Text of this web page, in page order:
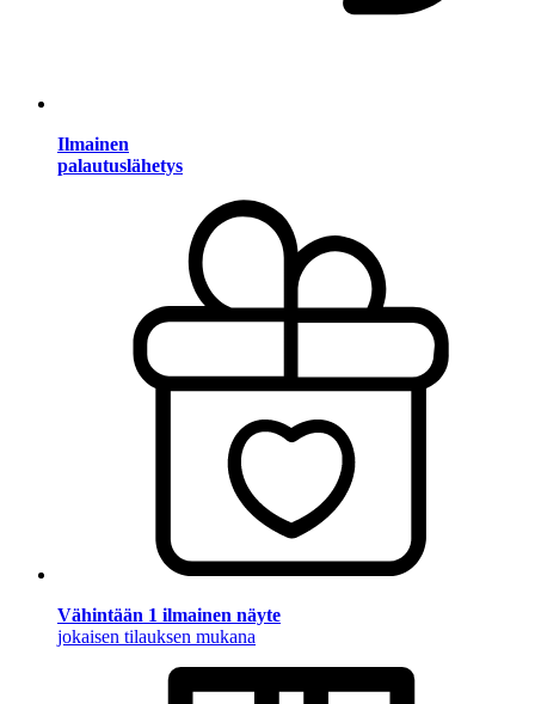
Ilmainen
palautuslähetys
Vähintään 1 ilmainen näyte
jokaisen tilauksen mukana